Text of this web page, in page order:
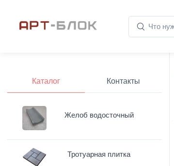
Каталог Контакты
Желоб водосточный
Тротуарная плитка